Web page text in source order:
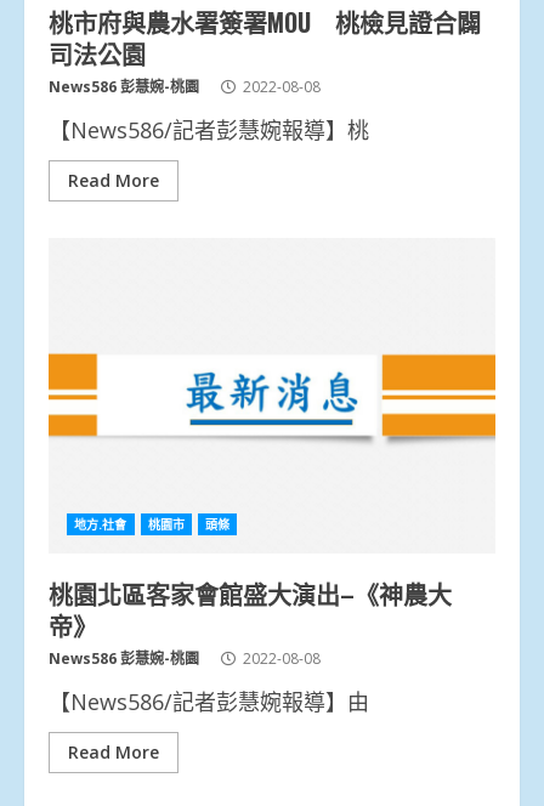
桃市府與農水署簽署MOU 桃檢見證合闢
司法公園
News586 彭慧婉-桃園 2022-08-08
【News586/記者彭慧婉報導】桃
Read More
地方.社會 桃園市 頭條
桃園北區客家會館盛大演出–《神農大
帝》
News586 彭慧婉-桃園 2022-08-08
【News586/記者彭慧婉報導】由
Read More